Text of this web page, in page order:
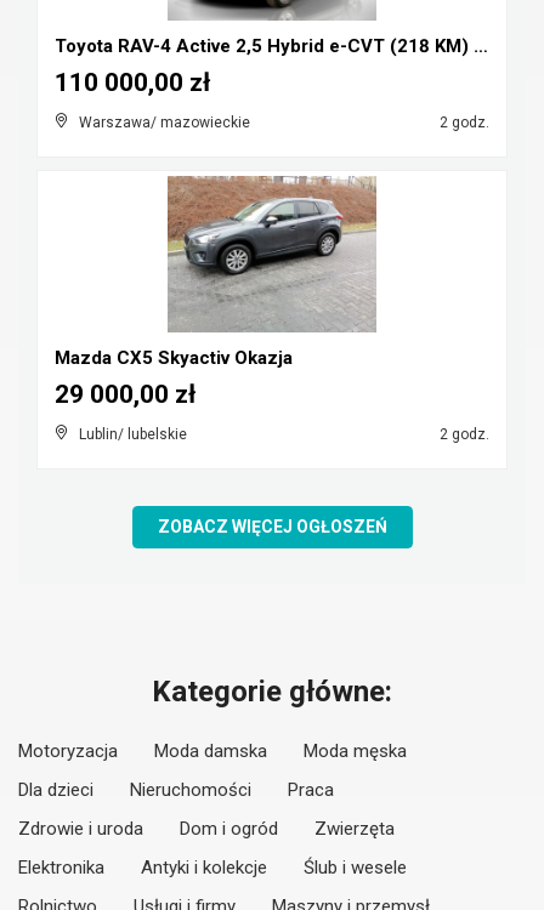
Toyota RAV-4 Active 2,5 Hybrid e-CVT (218 KM) Salo...
Warszawa/ mazowieckie 2 godz.
110 000,00 zł
Mazda CX5 Skyactiv Okazja
Lublin/ lubelskie 2 godz.
29 000,00 zł
ZOBACZ WIĘCEJ OGŁOSZEŃ
Kategorie główne:
Motoryzacja Moda damska
Moda męska
Dla dzieci
Nieruchomości
Praca
Zdrowie i uroda
Dom i ogród
Zwierzęta
Elektronika
Antyki i kolekcje
Ślub i wesele